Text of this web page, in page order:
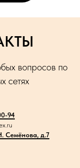
вопросов по
сетях
94
Семёнова, д.7